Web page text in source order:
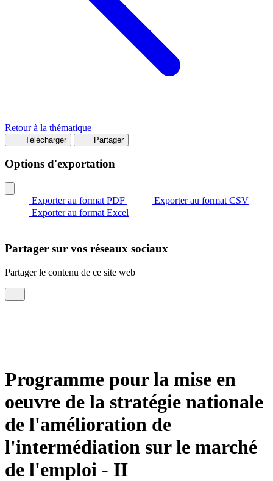
Retour à la thématique
Télécharger Partager
Options d'exportation
Exporter au format PDF
Exporter au format CSV
Exporter au format Excel
Partager sur vos réseaux sociaux
Partager le contenu de ce site web
Programme pour la mise en
oeuvre de la stratégie nationale
de l'amélioration de
l'intermédiation sur le marché
de l'emploi - II